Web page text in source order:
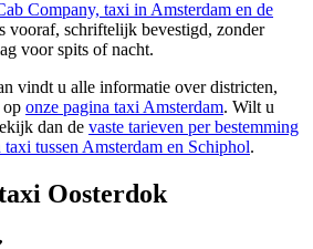
Company, taxi in Amsterdam en de
vooraf, schriftelijk bevestigd, zonder
voor spits of nacht.
vindt u alle informatie over districten,
op onze pagina taxi Amsterdam. Wilt u
dan de vaste tarieven per bestemming
taxi tussen Amsterdam en Schiphol.
Oosterdok